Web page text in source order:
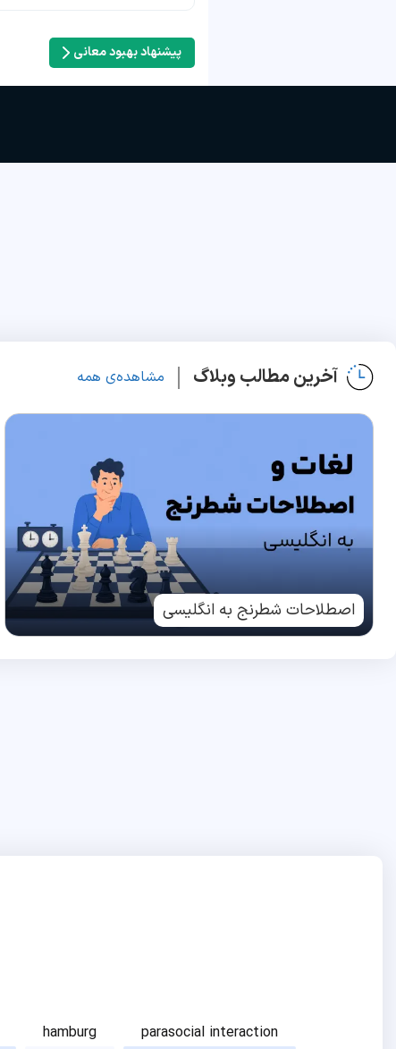
پیشنهاد بهبود معانی
آخرین مطالب وبلاگ مشاهده‌ی همه
اصطلاحات شطرنج به انگلیسی
hamburg parasocial interaction